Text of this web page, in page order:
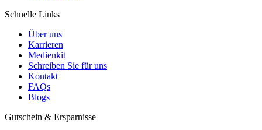
Schnelle Links
Über uns
Karrieren
Medienkit
Schreiben Sie für uns
Kontakt
FAQs
Blogs
Gutschein & Ersparnisse